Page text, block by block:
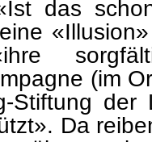
das
(im
Stiftung
Da